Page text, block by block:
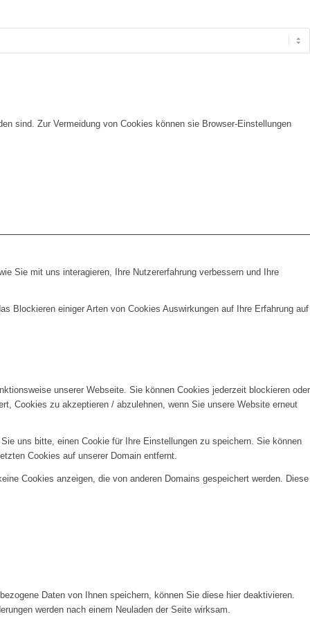
sind. Zur Vermeidung von Cookies können sie Browser-Einstellungen
Sie mit uns interagieren, Ihre Nutzererfahrung verbessern und Ihre
Blockieren einiger Arten von Cookies Auswirkungen auf Ihre Erfahrung auf
unserer Webseite. Sie können Cookies jederzeit blockieren oder
Cookies zu akzeptieren / abzulehnen, wenn Sie unsere Website erneut
uns bitte, einen Cookie für Ihre Einstellungen zu speichern. Sie können
Cookies auf unserer Domain entfernt.
Cookies anzeigen, die von anderen Domains gespeichert werden. Diese
Daten von Ihnen speichern, können Sie diese hier deaktivieren.
werden nach einem Neuladen der Seite wirksam.